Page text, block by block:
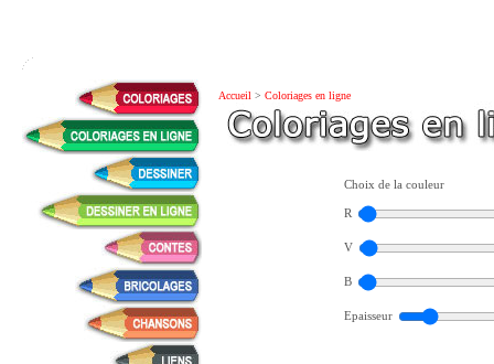
Accueil > Coloriages en ligne
Choix de la couleur
R
V
B
Epaisseur